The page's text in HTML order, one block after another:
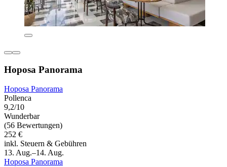
Hoposa Panorama
Hoposa Panorama
Pollenca
9,2/10
Wunderbar
(56 Bewertungen)
252 €
inkl. Steuern & Gebühren
13. Aug.–14. Aug.
Hoposa Panorama